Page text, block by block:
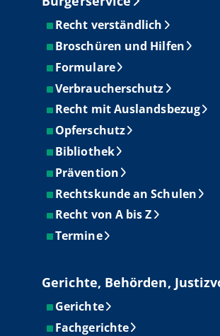
Recht verständlich
Broschüren und Hilfen
Formulare
Verbraucherschutz
Recht mit Auslandsbezug
Opferschutz
Bibliothek
Prävention
Rechtskunde an Schulen
Recht von A bis Z
Termine
Gerichte, Behörden,
Gerichte
Fachgerichte